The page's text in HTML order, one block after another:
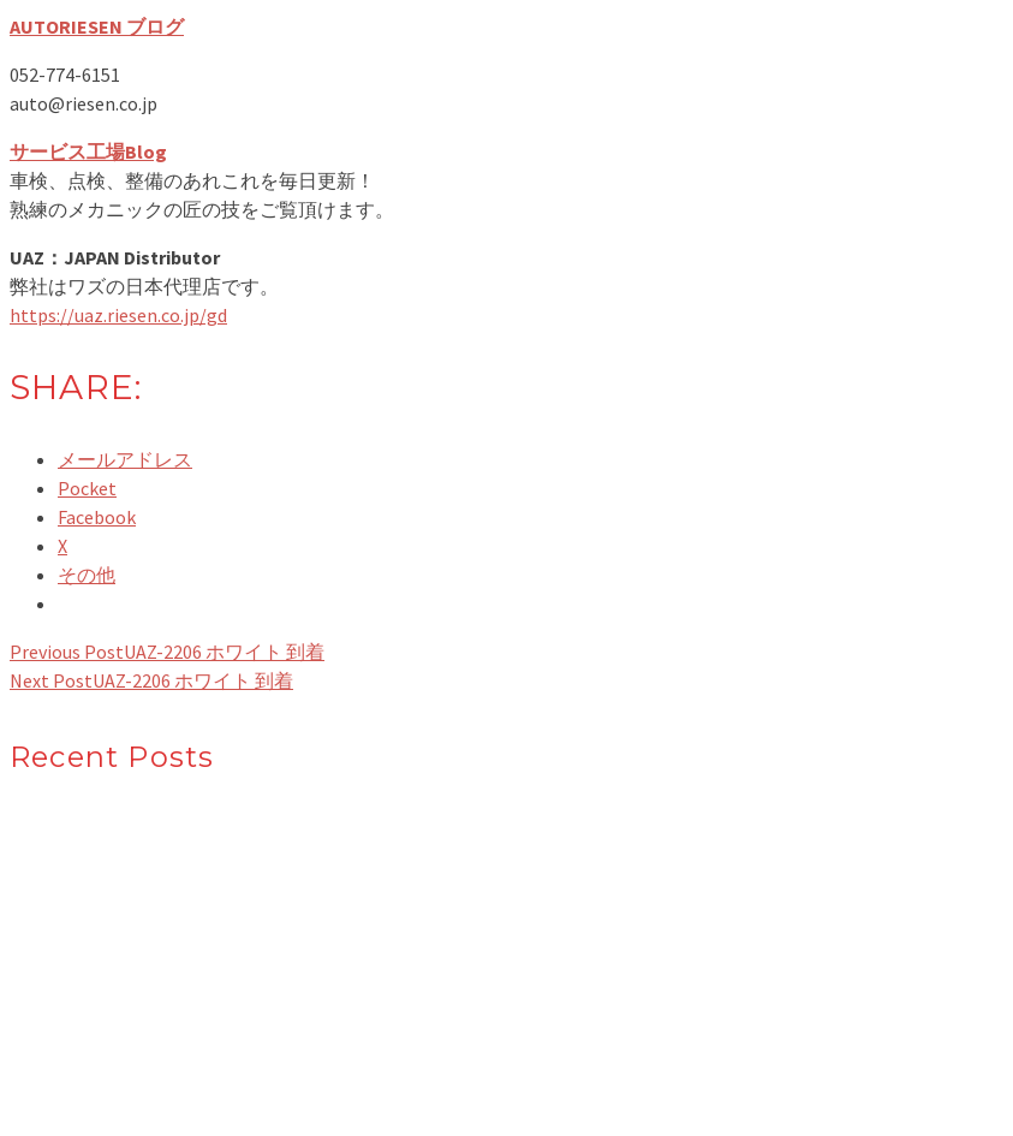
AUTORIESEN ブログ
052-774-6151
auto@riesen.co.jp
サービス工場Blog
車検、点検、整備のあれこれを毎日更新！
熟練のメカニックの匠の技をご覧頂けます。
UAZ：JAPAN Distributor
弊社はワズの日本代理店です。
https://uaz.riesen.co.jp/gd
SHARE:
メールアドレス
Pocket
Facebook
X
その他
Previous PostUAZ-2206 ホワイト 到着
Next PostUAZ-2206 ホワイト 到着
Recent Posts